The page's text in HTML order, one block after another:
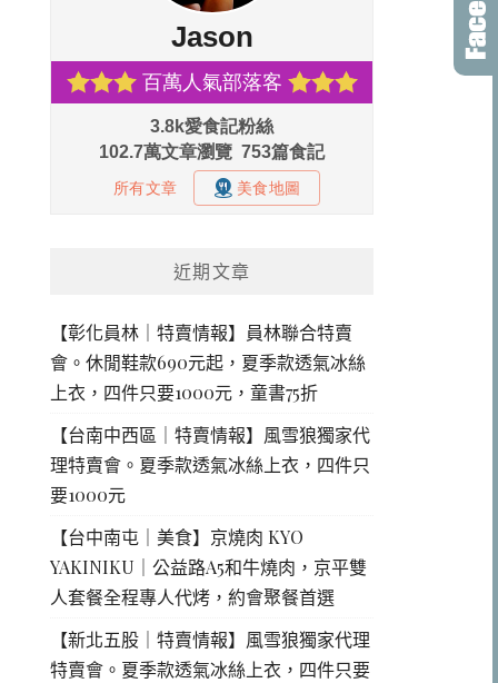
近期文章
【彰化員林｜特賣情報】員林聯合特賣
會。休閒鞋款690元起，夏季款透氣冰絲
上衣，四件只要1000元，童書75折
【台南中西區｜特賣情報】風雪狼獨家代
理特賣會。夏季款透氣冰絲上衣，四件只
要1000元
【台中南屯｜美食】京燒肉 KYO
YAKINIKU｜公益路A5和牛燒肉，京平雙
人套餐全程專人代烤，約會聚餐首選
【新北五股｜特賣情報】風雪狼獨家代理
特賣會。夏季款透氣冰絲上衣，四件只要